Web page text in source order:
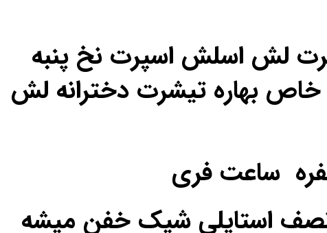
لش اسلش اسپرت نخ پنبه
بهاره تیشرت دخترانه لش
ساعت فری
استایلی شیک خفن میشه